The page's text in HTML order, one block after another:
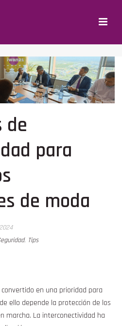
de
para
de moda
, Tips
en una prioridad para
ello depende la protección de los
marcha. La interconectividad ha